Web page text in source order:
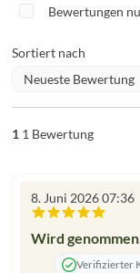
Bewertungen
Sortiert nach
1 1 Bewertung
8. Juni 2026 07:36
Wird
Verifizierter